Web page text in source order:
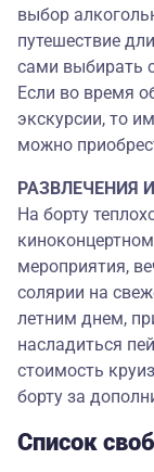
выбор
путешествие
сами выбирать
Если во время
экскурсии, то
можно
РАЗВЛЕЧЕНИЯ
На борту
мероприятия,
солярии на
летним днем,
насладиться
стоимость
борту за
Список